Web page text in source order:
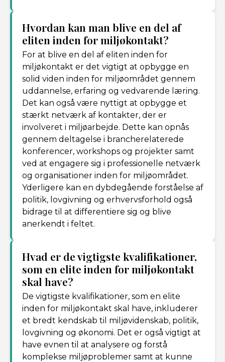
Hvordan kan man blive en del af
eliten inden for miljøkontakt?
For at blive en del af eliten inden for
miljøkontakt er det vigtigt at opbygge en
solid viden inden for miljøområdet gennem
uddannelse, erfaring og vedvarende læring.
Det kan også være nyttigt at opbygge et
stærkt netværk af kontakter, der er
involveret i miljøarbejde. Dette kan opnås
gennem deltagelse i brancherelaterede
konferencer, workshops og projekter samt
ved at engagere sig i professionelle netværk
og organisationer inden for miljøområdet.
Yderligere kan en dybdegående forståelse af
politik, lovgivning og erhvervsforhold også
bidrage til at differentiere sig og blive
anerkendt i feltet.
Hvad er de vigtigste kvalifikationer,
som en elite inden for miljøkontakt
skal have?
De vigtigste kvalifikationer, som en elite
inden for miljøkontakt skal have, inkluderer
et bredt kendskab til miljøvidenskab, politik,
lovgivning og økonomi. Det er også vigtigt at
have evnen til at analysere og forstå
komplekse miljøproblemer samt at kunne